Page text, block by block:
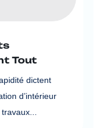
Tout
dictent
d’intérieur